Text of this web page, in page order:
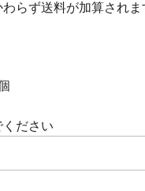
らず送料が加算され
ください